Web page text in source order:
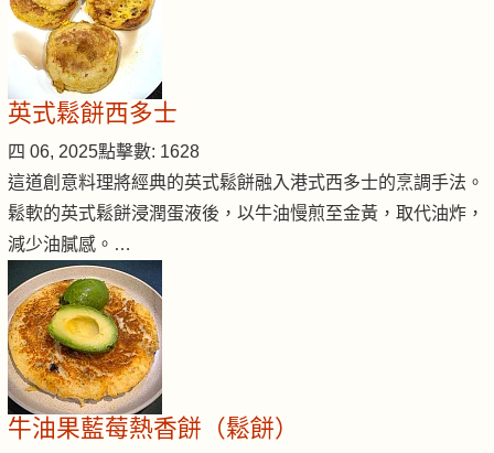
英式鬆餅西多士
四 06, 2025點擊數: 1628
這道創意料理將經典的英式鬆餅融入港式西多士的烹調手法。
鬆軟的英式鬆餅浸潤蛋液後，以牛油慢煎至金黃，取代油炸，
減少油膩感。…
牛油果藍莓熱香餅（鬆餅）